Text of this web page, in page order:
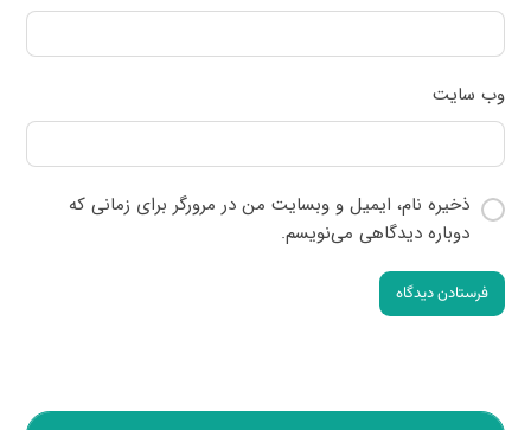
وب‌ سایت
ذخیره نام، ایمیل و وبسایت من در مرورگر برای زمانی که
دوباره دیدگاهی می‌نویسم.
فرستادن دیدگاه